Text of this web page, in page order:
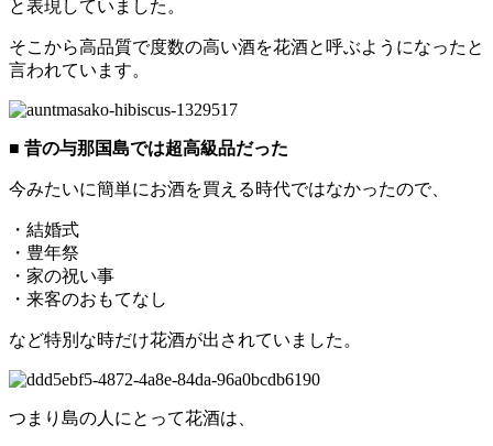
と表現していました。
そこから高品質で度数の高い酒を花酒と呼ぶようになったと
言われています。
■ 昔の与那国島では超高級品だった
今みたいに簡単にお酒を買える時代ではなかったので、
・結婚式
・豊年祭
・家の祝い事
・来客のおもてなし
など特別な時だけ花酒が出されていました。
つまり島の人にとって花酒は、